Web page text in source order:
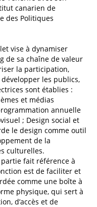
canarien de
des Politiques
vise à dynamiser
de sa chaîne de valeur
la participation,
les publics,
sont établies :
et médias
annuelle
; Design social et
le design comme outil
de la
culturelles.
fait référence à
est de faciliter et
comme une boîte à
physique, qui sert à
d’accès et de